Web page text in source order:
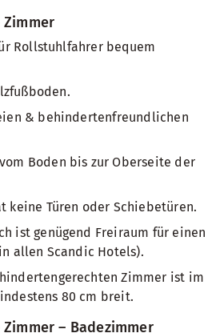
Rollstuhlfahrer bequem
& behindertenfreundlichen
Boden bis zur Oberseite der
keine Türen oder Schiebetüren.
ist genügend Freiraum für einen
allen Scandic Hotels).
Zimmer ist im
80 cm breit.
– Badezimmer